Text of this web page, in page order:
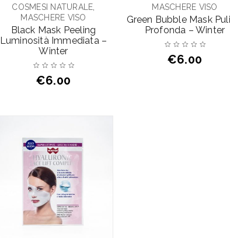
COSMESI NATURALE,
MASCHERE VISO
Black Mask Peeling
Luminosità Immediata –
Winter
€6.00
MASCHERE VISO
Green Bubble Mask
Profonda – Winter
€6.00